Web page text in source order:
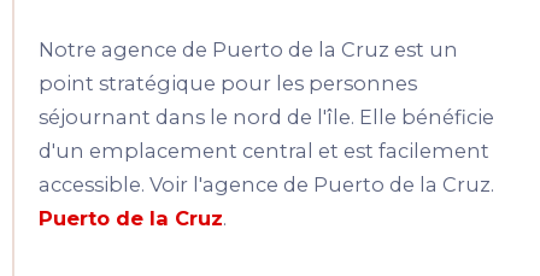
Notre agence de Puerto de la Cruz est un
point stratégique pour les personnes
séjournant dans le nord de l'île. Elle bénéficie
d'un emplacement central et est facilement
accessible. Voir l'agence de Puerto de la Cruz.
Puerto de la Cruz.